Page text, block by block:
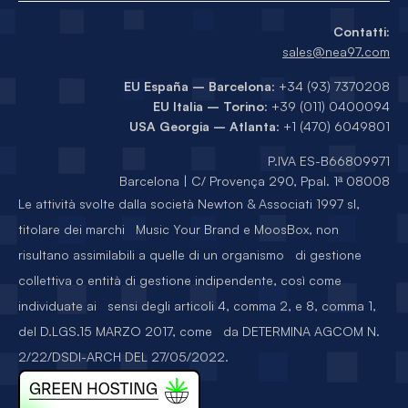
Le attività svolte dalla società Newton & Associati 1997 sl,
titolare dei marchi Music Your Brand e MoosBox, non
risultano assimilabili a quelle di un organismo di gestione
collettiva o entità di gestione indipendente, così come
individuate ai sensi degli articoli 4, comma 2, e 8, comma 1,
del D.LGS.15 MARZO 2017, come da DETERMINA AGCOM N.
2/22/DSDI-ARCH DEL 27/05/2022.
Contatti:
sales@nea97.com
EU España – Barcelona: +34 (93) 7370208
EU Italia – Torino: +39 (011) 0400094
USA Georgia – Atlanta: +1 (470) 6049801
P.IVA ES-B66809971
Barcelona | C/ Provença 290, Ppal. 1ª 08008